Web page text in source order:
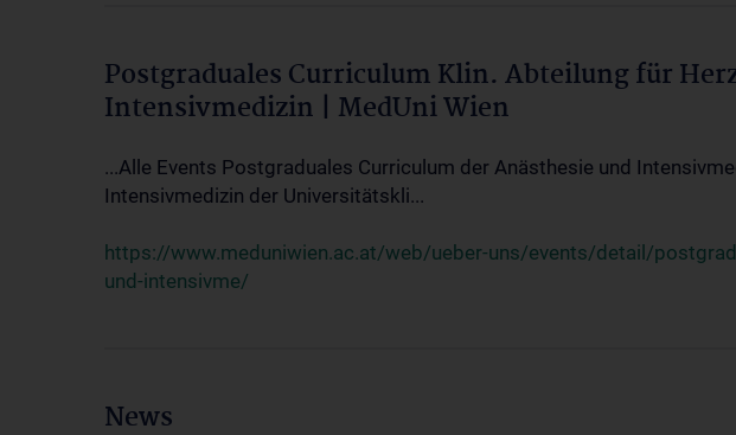
Postgraduales Curriculum Klin. Abteilung für
Intensivmedizin | MedUni Wien
...Alle Events Postgraduales Curriculum der Anästhesie und
Intensivmedizin der Universitätskli...
https://www.meduniwien.ac.at/web/ueber-uns/events/detail/
und-intensivme/
News